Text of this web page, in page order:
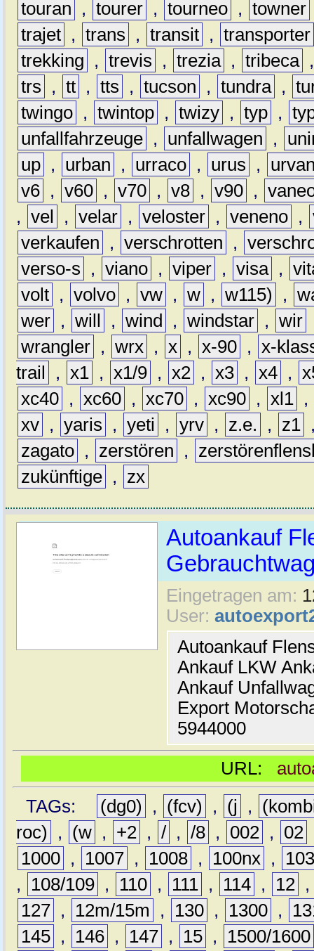
touran , tourer , tourneo , towner
trajet , trans , transit , transporter
trekking
, trevis , trezia , tribeca
trs
, tt , tts , tucson , tundra ,
twingo , twintop , twizy , typ ,
unfallfahrzeuge , unfallwagen ,
up , urban , urraco , urus ,
v6 , v60 , v70 , v8 , v90 ,
, vel , velar , veloster , veneno ,
verkaufen
, verschrotten ,
verso-s
, viano , viper , visa ,
volt , volvo , vw , w , w115) ,
wer , will , wind , windstar , wir
wrangler , wrx , x , x-90 , x-
trail
, x1 , x1/9 , x2 , x3 , x4 ,
xc40 , xc60 , xc70 , xc90 , xl1 ,
xv , yaris , yeti , yrv , z.e. , z1
zagato , zerstören ,
zukünftige , zx
Autoankauf
Eingetragen am:
User:
Autoankauf
Ankauf LKW
Ankauf
Export
5944000
URL:
TAGs:
(dg0) , (fcv) , (j ,
roc)
, (w , +2 , / , /8 , 002 , 02
1000 , 1007 , 1008 , 100nx ,
,
108/109 , 110 , 111 , 114 , 12
127 , 12m/15m , 130 , 1300 ,
145 , 146 , 147 , 15 ,
1500/1600